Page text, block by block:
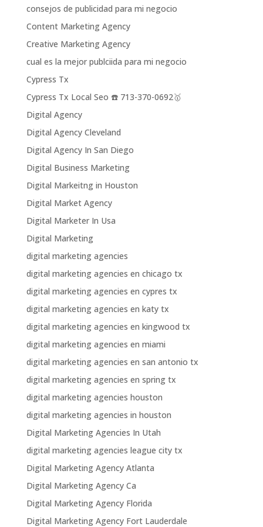
consejos de publicidad para mi negocio
Content Marketing Agency
Creative Marketing Agency
cual es la mejor publciida para mi negocio
Cypress Tx
Cypress Tx Local Seo ☎️ 713-370-0692🥇
Digital Agency
Digital Agency Cleveland
Digital Agency In San Diego
Digital Business Marketing
Digital Markeitng in Houston
Digital Market Agency
Digital Marketer In Usa
Digital Marketing
digital marketing agencies
digital marketing agencies en chicago tx
digital marketing agencies en cypres tx
digital marketing agencies en katy tx
digital marketing agencies en kingwood tx
digital marketing agencies en miami
digital marketing agencies en san antonio tx
digital marketing agencies en spring tx
digital marketing agencies houston
digital marketing agencies in houston
Digital Marketing Agencies In Utah
digital marketing agencies league city tx
Digital Marketing Agency Atlanta
Digital Marketing Agency Ca
Digital Marketing Agency Florida
Digital Marketing Agency Fort Lauderdale